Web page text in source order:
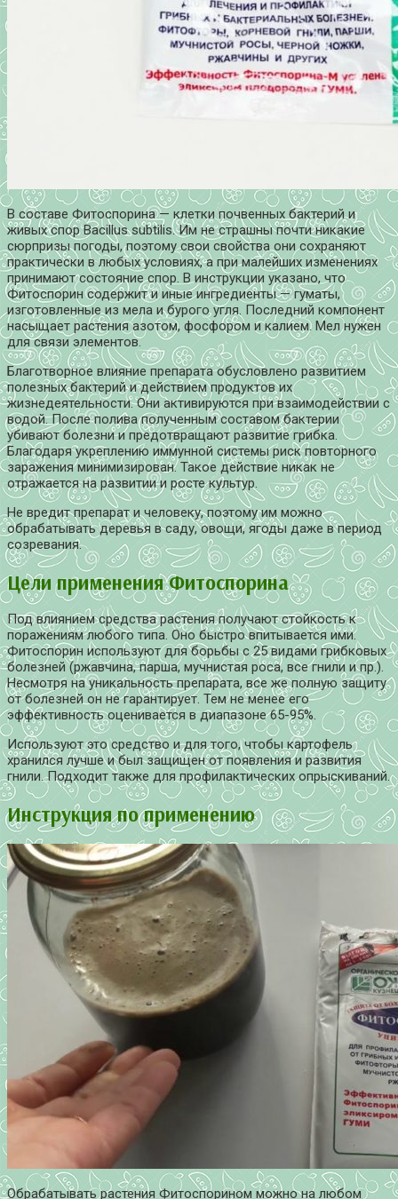
В составе Фитоспорина — клетки почвенных бактерий и
живых спор Bacillus subtilis. Им не страшны почти никакие
сюрпризы погоды, поэтому свои свойства они сохраняют
практически в любых условиях, а при малейших изменениях
принимают состояние спор. В инструкции указано, что
Фитоспорин содержит и иные ингредиенты — гуматы,
изготовленные из мела и бурого угля. Последний компонент
насыщает растения азотом, фосфором и калием. Мел нужен
для связи элементов.
Благотворное влияние препарата обусловлено развитием
полезных бактерий и действием продуктов их
жизнедеятельности. Они активируются при взаимодействии с
водой. После полива полученным составом бактерии
убивают болезни и предотвращают развитие грибка.
Благодаря укреплению иммунной системы риск повторного
заражения минимизирован. Такое действие никак не
отражается на развитии и росте культур.
Не вредит препарат и человеку, поэтому им можно
обрабатывать деревья в саду, овощи, ягоды даже в период
созревания.
Цели применения Фитоспорина
Под влиянием средства растения получают стойкость к
поражениям любого типа. Оно быстро впитывается ими.
Фитоспорин используют для борьбы с 25 видами грибковых
болезней (ржавчина, парша, мучнистая роса, все гнили и пр.).
Несмотря на уникальность препарата, все же полную защиту
от болезней он не гарантирует. Тем не менее его
эффективность оценивается в диапазоне 65-95%.
Используют это средство и для того, чтобы картофель
хранился лучше и был защищен от появления и развития
гнили. Подходит также для профилактических опрыскиваний.
Инструкция по применению
Обрабатывать растения Фитоспорином можно на любом